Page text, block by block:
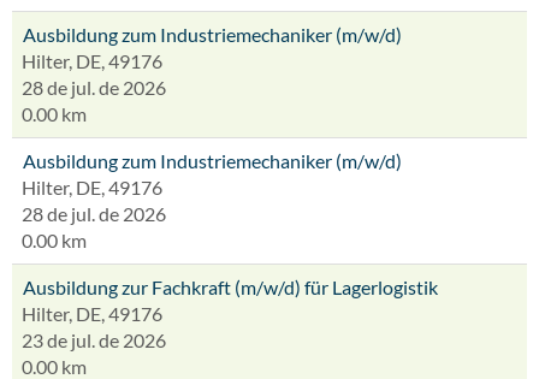
Ausbildung zum Industriemechaniker (m/w/d)
Hilter, DE, 49176
28 de jul. de 2026
0.00 km
Ausbildung zum Industriemechaniker (m/w/d)
Hilter, DE, 49176
28 de jul. de 2026
0.00 km
Ausbildung zur Fachkraft (m/w/d) für Lagerlogistik
Hilter, DE, 49176
23 de jul. de 2026
0.00 km